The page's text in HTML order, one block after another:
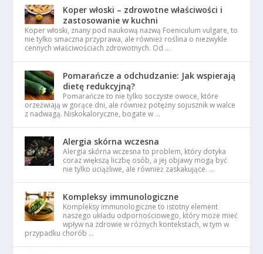
Koper włoski – zdrowotne właściwości i
zastosowanie w kuchni
Koper włoski, znany pod naukową nazwą Foeniculum vulgare, to
nie tylko smaczna przyprawa, ale również roślina o niezwykle
cennych właściwościach zdrowotnych. Od …
Pomarańcze a odchudzanie: Jak wspierają
dietę redukcyjną?
Pomarańcze to nie tylko soczyste owoce, które
orzeźwiają w gorące dni, ale również potężny sojusznik w walce
z nadwagą. Niskokaloryczne, bogate w …
Alergia skórna wczesna
Alergia skórna wczesna to problem, który dotyka
coraz większą liczbę osób, a jej objawy mogą być
nie tylko uciążliwe, ale również zaskakujące. …
Kompleksy immunologiczne
Kompleksy immunologiczne to istotny element
naszego układu odpornościowego, który może mieć
wpływ na zdrowie w różnych kontekstach, w tym w
przypadku chorób …